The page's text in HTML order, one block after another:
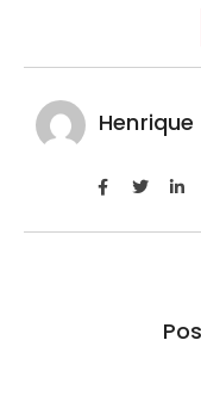
Henrique